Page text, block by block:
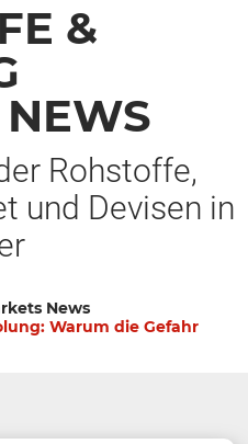
&
Rohstoffe,
und Devisen in
News
Warum die Gefahr